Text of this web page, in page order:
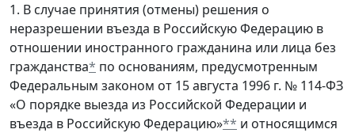
1. В случае принятия (отмены) решения о
неразрешении въезда в Российскую Федерацию в
отношении иностранного гражданина или лица без
гражданства* по основаниям, предусмотренным
Федеральным законом от 15 августа 1996 г. № 114-ФЗ
«О порядке выезда из Российской Федерации и
въезда в Российскую Федерацию»** и относящимся